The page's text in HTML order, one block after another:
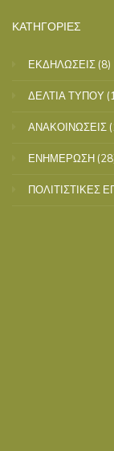
ΚΑΤΗΓΟΡΙΕΣ
ΕΚΔΗΛΩΣΕΙΣ (8)
ΔΕΛΤΙΑ ΤΥΠΟΥ
ΑΝΑΚΟΙΝΩΣΕΙΣ
ΕΝΗΜΕΡΩΣΗ
ΠΟΛΙΤΙΣΤΙΚΕΣ